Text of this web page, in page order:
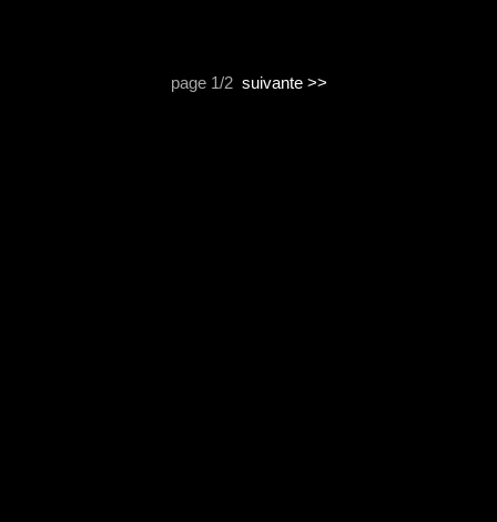
page 1/2 suivante >>